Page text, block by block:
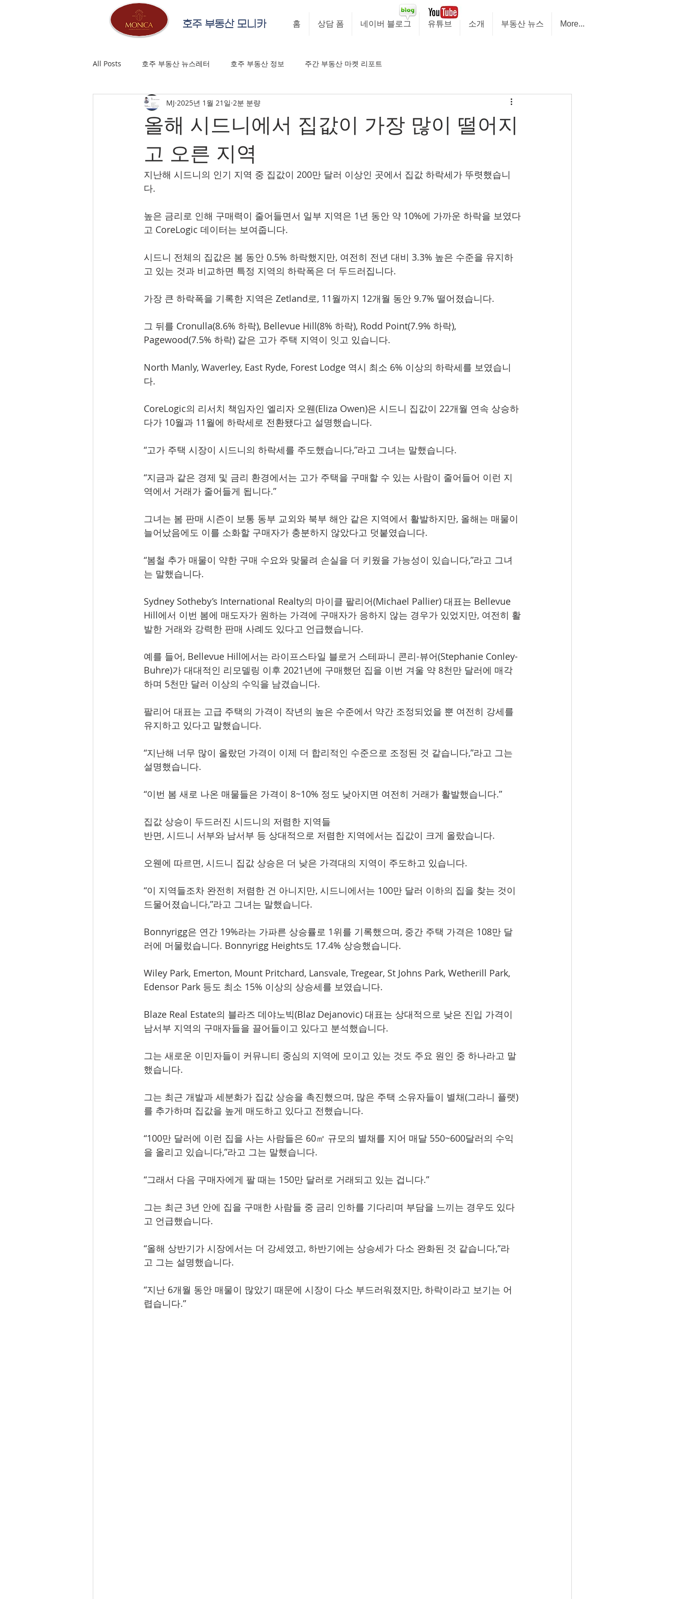
호주 부동산 모니카 홈 상담 폼 네이버 블로그 유튜브 소개 부동산 뉴스 More...
All Posts 호주 부동산 뉴스레터 호주 부동산 정보 주간 부동산 마켓 리포트
올해 시드니에서 집값이 가장 많이 떨어지
고 오른 지역
MJ 2025년 1월 21일 2분 분량
지난해 시드니의 인기 지역 중 집값이 200만 달러 이상인 곳에서 집값 하락세가 뚜렷했습니
다.
높은 금리로 인해 구매력이 줄어들면서 일부 지역은 1년 동안 약 10%에 가까운 하락을 보였다
고 CoreLogic 데이터는 보여줍니다.
시드니 전체의 집값은 봄 동안 0.5% 하락했지만, 여전히 전년 대비 3.3% 높은 수준을 유지하
고 있는 것과 비교하면 특정 지역의 하락폭은 더 두드러집니다.
가장 큰 하락폭을 기록한 지역은 Zetland로, 11월까지 12개월 동안 9.7% 떨어졌습니다.
그 뒤를 Cronulla(8.6% 하락), Bellevue Hill(8% 하락), Rodd Point(7.9% 하락),
Pagewood(7.5% 하락) 같은 고가 주택 지역이 잇고 있습니다.
North Manly, Waverley, East Ryde, Forest Lodge 역시 최소 6% 이상의 하락세를 보였습니
다.
CoreLogic의 리서치 책임자인 엘리자 오웬(Eliza Owen)은 시드니 집값이 22개월 연속 상승하
다가 10월과 11월에 하락세로 전환됐다고 설명했습니다.
“고가 주택 시장이 시드니의 하락세를 주도했습니다,”라고 그녀는 말했습니다.
“지금과 같은 경제 및 금리 환경에서는 고가 주택을 구매할 수 있는 사람이 줄어들어 이런 지
역에서 거래가 줄어들게 됩니다.”
그녀는 봄 판매 시즌이 보통 동부 교외와 북부 해안 같은 지역에서 활발하지만, 올해는 매물이
늘어났음에도 이를 소화할 구매자가 충분하지 않았다고 덧붙였습니다.
“봄철 추가 매물이 약한 구매 수요와 맞물려 손실을 더 키웠을 가능성이 있습니다,”라고 그녀
는 말했습니다.
Sydney Sotheby’s International Realty의 마이클 팔리어(Michael Pallier) 대표는 Bellevue
Hill에서 이번 봄에 매도자가 원하는 가격에 구매자가 응하지 않는 경우가 있었지만, 여전히 활
발한 거래와 강력한 판매 사례도 있다고 언급했습니다.
예를 들어, Bellevue Hill에서는 라이프스타일 블로거 스테파니 콘리-뷰어(Stephanie Conley-
Buhre)가 대대적인 리모델링 이후 2021년에 구매했던 집을 이번 겨울 약 8천만 달러에 매각
하며 5천만 달러 이상의 수익을 남겼습니다.
팔리어 대표는 고급 주택의 가격이 작년의 높은 수준에서 약간 조정되었을 뿐 여전히 강세를
유지하고 있다고 말했습니다.
“지난해 너무 많이 올랐던 가격이 이제 더 합리적인 수준으로 조정된 것 같습니다,”라고 그는
설명했습니다.
“이번 봄 새로 나온 매물들은 가격이 8~10% 정도 낮아지면 여전히 거래가 활발했습니다.”
집값 상승이 두드러진 시드니의 저렴한 지역들
반면, 시드니 서부와 남서부 등 상대적으로 저렴한 지역에서는 집값이 크게 올랐습니다.
오웬에 따르면, 시드니 집값 상승은 더 낮은 가격대의 지역이 주도하고 있습니다.
“이 지역들조차 완전히 저렴한 건 아니지만, 시드니에서는 100만 달러 이하의 집을 찾는 것이
드물어졌습니다,”라고 그녀는 말했습니다.
Bonnyrigg은 연간 19%라는 가파른 상승률로 1위를 기록했으며, 중간 주택 가격은 108만 달
러에 머물렀습니다. Bonnyrigg Heights도 17.4% 상승했습니다.
Wiley Park, Emerton, Mount Pritchard, Lansvale, Tregear, St Johns Park, Wetherill Park,
Edensor Park 등도 최소 15% 이상의 상승세를 보였습니다.
Blaze Real Estate의 블라즈 데야노빅(Blaz Dejanovic) 대표는 상대적으로 낮은 진입 가격이
남서부 지역의 구매자들을 끌어들이고 있다고 분석했습니다.
그는 새로운 이민자들이 커뮤니티 중심의 지역에 모이고 있는 것도 주요 원인 중 하나라고 말
했습니다.
그는 최근 개발과 세분화가 집값 상승을 촉진했으며, 많은 주택 소유자들이 별채(그라니 플랫)
를 추가하며 집값을 높게 매도하고 있다고 전했습니다.
“100만 달러에 이런 집을 사는 사람들은 60㎡ 규모의 별채를 지어 매달 550~600달러의 수익
을 올리고 있습니다,”라고 그는 말했습니다.
“그래서 다음 구매자에게 팔 때는 150만 달러로 거래되고 있는 겁니다.”
그는 최근 3년 안에 집을 구매한 사람들 중 금리 인하를 기다리며 부담을 느끼는 경우도 있다
고 언급했습니다.
“올해 상반기가 시장에서는 더 강세였고, 하반기에는 상승세가 다소 완화된 것 같습니다,”라
고 그는 설명했습니다.
“지난 6개월 동안 매물이 많았기 때문에 시장이 다소 부드러워졌지만, 하락이라고 보기는 어
렵습니다.”